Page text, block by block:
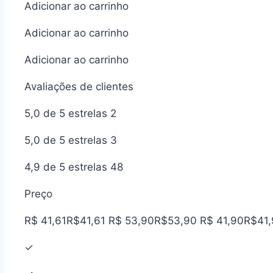
Adicionar ao carrinho
Adicionar ao carrinho
Adicionar ao carrinho
Avaliações de clientes
5,0 de 5 estrelas 2
5,0 de 5 estrelas 3
4,9 de 5 estrelas 48
Preço
R$ 41,61R$41,61 R$ 53,90R$53,90 R$
✓